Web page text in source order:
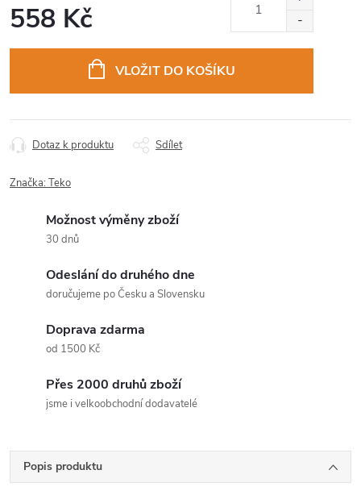
558 Kč
VLOŽIT DO KOŠÍKU
Dotaz k produktu Sdílet
Značka:Teko
Možnost výměny zboží
30 dnů
Odeslání do druhého dne
doručujeme po Česku a Slovensku
Doprava zdarma
od 1500 Kč
Přes 2000 druhů zboží
jsme i velkoobchodní dodavatelé
Popis produktu